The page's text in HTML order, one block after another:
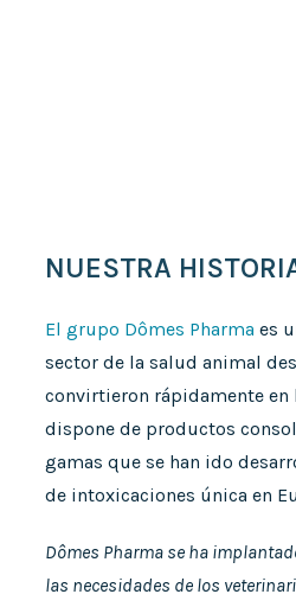
NUESTRA
El grupo Dômes Pharma es
sector de la salud animal
convirtieron rápidamente
dispone de productos
gamas que se han ido
de intoxicaciones única en
Dômes Pharma se ha
las necesidades de los